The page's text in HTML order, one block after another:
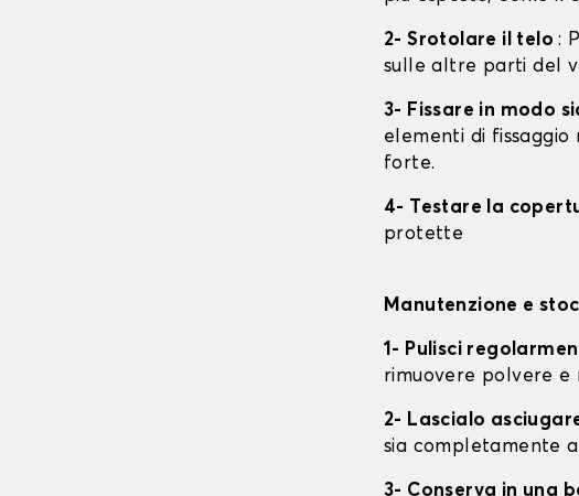
2- Srotolare il telo:
sulle altre parti del
3- Fissare in modo
elementi di
forte.
4- Testare la
protette
Manutenzione e
1- Pulisci
rimuovere polvere e
2- Lascialo
sia completamente
3- Conserva in una